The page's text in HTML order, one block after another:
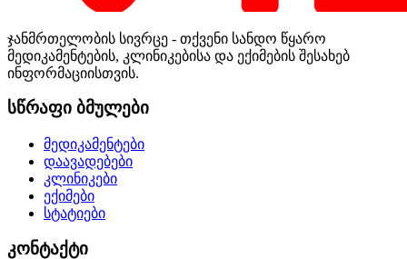
ჯანმრთელობის სივრცე - თქვენი სანდო წყარო
მედიკამენტების, კლინიკებისა და ექიმების შესახებ
ინფორმაციისთვის.
სწრაფი ბმულები
მედიკამენტები
დაავადებები
კლინიკები
ექიმები
სტატიები
კონტაქტი